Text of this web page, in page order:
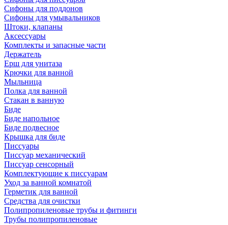
Сифоны для поддонов
Сифоны для умывальников
Штоки, клапаны
Аксессуары
Комплекты и запасные части
Держатель
Ерш для унитаза
Крючки для ванной
Мыльница
Полка для ванной
Стакан в ванную
Биде
Биде напольное
Биде подвесное
Крышка для биде
Писсуары
Писсуар механический
Писсуар сенсорный
Комплектующие к писсуарам
Уход за ванной комнатой
Герметик для ванной
Средства для очистки
Полипропиленовые трубы и фитинги
Трубы полипропиленовые